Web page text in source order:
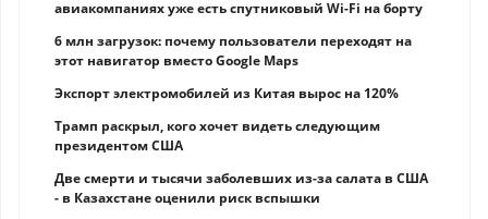
авиакомпаниях уже есть спутниковый Wi-Fi на борту
6 млн загрузок: почему пользователи переходят на
этот навигатор вместо Google Maps
Экспорт электромобилей из Китая вырос на 120%
Трамп раскрыл, кого хочет видеть следующим
президентом США
Две смерти и тысячи заболевших из-за салата в США
- в Казахстане оценили риск вспышки